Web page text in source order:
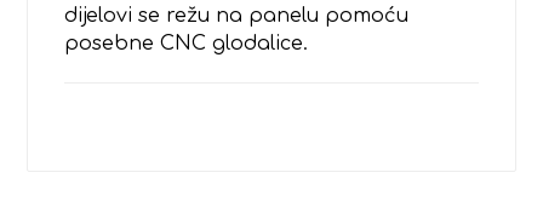
dijelovi se režu na panelu pomoću
posebne CNC glodalice.